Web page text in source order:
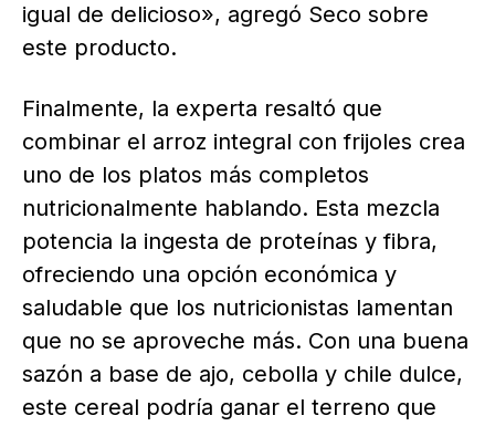
igual de delicioso», agregó Seco sobre
este producto.
Finalmente, la experta resaltó que
combinar el arroz integral con frijoles crea
uno de los platos más completos
nutricionalmente hablando. Esta mezcla
potencia la ingesta de proteínas y fibra,
ofreciendo una opción económica y
saludable que los nutricionistas lamentan
que no se aproveche más. Con una buena
sazón a base de ajo, cebolla y chile dulce,
este cereal podría ganar el terreno que